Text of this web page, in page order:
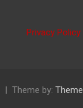
Privacy Policy
Theme by: